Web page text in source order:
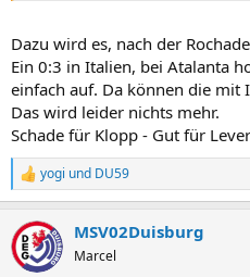
Dazu wird es, nach der
Ein 0:3 in Italien, bei Atalanta
einfach auf. Da können die mit
Das wird leider nichts mehr.
Schade für Klopp - Gut für
R
e
k
t
i
yogi und DU59
MSV02Duisburg
Marcel